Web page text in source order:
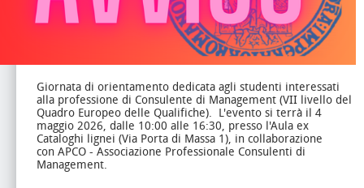
Giornata di orientamento dedicata agli studenti interessati
alla professione di Consulente di Management (VII livello del
Quadro Europeo delle Qualifiche). L'evento si terrà il 4
maggio 2026, dalle 10:00 alle 16:30, presso l'Aula ex
Cataloghi lignei (Via Porta di Massa 1), in collaborazione
con APCO - Associazione Professionale Consulenti di
Management.